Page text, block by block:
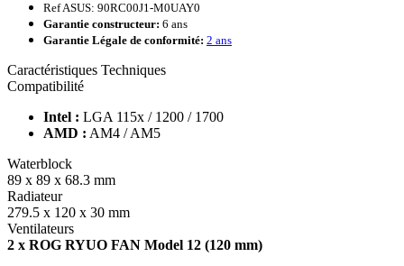
Ref ASUS: 90RC00J1-M0UAY0
Garantie constructeur: 6 ans
Garantie Légale de conformité: 2 ans
Caractéristiques Techniques
Compatibilité
Intel : LGA 115x / 1200 / 1700
AMD : AM4 / AM5
Waterblock
89 x 89 x 68.3 mm
Radiateur
279.5 x 120 x 30 mm
Ventilateurs
2 x ROG RYUO FAN Model 12 (120 mm)